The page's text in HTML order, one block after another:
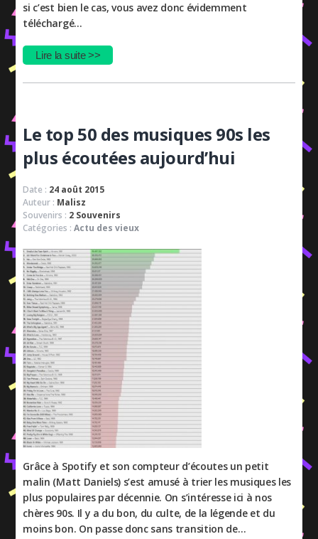
si c’est bien le cas, vous avez donc évidemment
téléchargé…
Lire la suite >>
Le top 50 des musiques 90s les
plus écoutées aujourd’hui
Date : 24 août 2015
Auteur : Malisz
Souvenirs : 2 Souvenirs
Catégories :Actu des vieux
Grâce à Spotify et son compteur d’écoutes un petit
malin (Matt Daniels) s’est amusé à trier les musiques les
plus populaires par décennie. On s’intéresse ici à nos
chères 90s. Il y a du bon, du culte, de la légende et du
moins bon. On passe donc sans transition de…